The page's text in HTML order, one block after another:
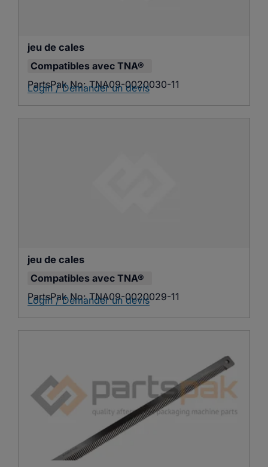
jeu de cales
Compatibles avec TNA®
PartsPak No:TNA09-0020030-11
Login / Demander un devis
jeu de cales
Compatibles avec TNA®
PartsPak No:TNA09-0020029-11
Login / Demander un devis